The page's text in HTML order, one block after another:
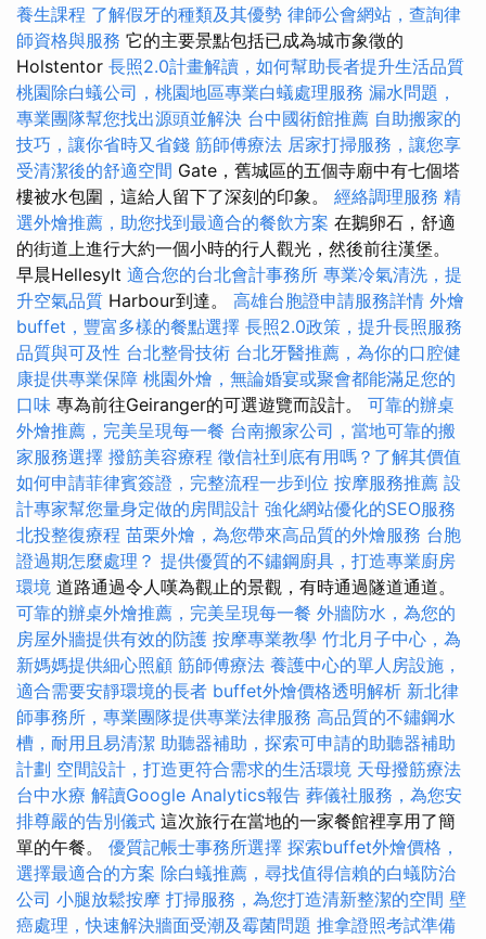
養生課程 了解假牙的種類及其優勢 律師公會網站，查詢律
師資格與服務 它的主要景點包括已成為城市象徵的
Holstentor 長照2.0計畫解讀，如何幫助長者提升生活品質
桃園除白蟻公司，桃園地區專業白蟻處理服務 漏水問題，
專業團隊幫您找出源頭並解決 台中國術館推薦 自助搬家的
技巧，讓你省時又省錢 筋師傅療法 居家打掃服務，讓您享
受清潔後的舒適空間 Gate，舊城區的五個寺廟中有七個塔
樓被水包圍，這給人留下了深刻的印象。 經絡調理服務 精
選外燴推薦，助您找到最適合的餐飲方案 在鵝卵石，舒適
的街道上進行大約一個小時的行人觀光，然後前往漢堡。
早晨Hellesylt 適合您的台北會計事務所 專業冷氣清洗，提
升空氣品質 Harbour到達。 高雄台胞證申請服務詳情 外燴
buffet，豐富多樣的餐點選擇 長照2.0政策，提升長照服務
品質與可及性 台北整骨技術 台北牙醫推薦，為你的口腔健
康提供專業保障 桃園外燴，無論婚宴或聚會都能滿足您的
口味 專為前往Geiranger的可選遊覽而設計。 可靠的辦桌
外燴推薦，完美呈現每一餐 台南搬家公司，當地可靠的搬
家服務選擇 撥筋美容療程 徵信社到底有用嗎？了解其價值
如何申請菲律賓簽證，完整流程一步到位 按摩服務推薦 設
計專家幫您量身定做的房間設計 強化網站優化的SEO服務
北投整復療程 苗栗外燴，為您帶來高品質的外燴服務 台胞
證過期怎麼處理？ 提供優質的不鏽鋼廚具，打造專業廚房
環境 道路通過令人嘆為觀止的景觀，有時通過隧道通道。
可靠的辦桌外燴推薦，完美呈現每一餐 外牆防水，為您的
房屋外牆提供有效的防護 按摩專業教學 竹北月子中心，為
新媽媽提供細心照顧 筋師傅療法 養護中心的單人房設施，
適合需要安靜環境的長者 buffet外燴價格透明解析 新北律
師事務所，專業團隊提供專業法律服務 高品質的不鏽鋼水
槽，耐用且易清潔 助聽器補助，探索可申請的助聽器補助
計劃 空間設計，打造更符合需求的生活環境 天母撥筋療法
台中水療 解讀Google Analytics報告 葬儀社服務，為您安
排尊嚴的告別儀式 這次旅行在當地的一家餐館裡享用了簡
單的午餐。 優質記帳士事務所選擇 探索buffet外燴價格，
選擇最適合的方案 除白蟻推薦，尋找值得信賴的白蟻防治
公司 小腿放鬆按摩 打掃服務，為您打造清新整潔的空間 壁
癌處理，快速解決牆面受潮及霉菌問題 推拿證照考試準備